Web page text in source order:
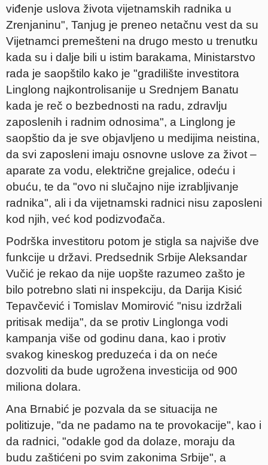
viđenje uslova života vijetnamskih radnika u
Zrenjaninu", Tanjug je preneo netačnu vest da su
Vijetnamci premešteni na drugo mesto u trenutku
kada su i dalje bili u istim barakama, Ministarstvo
rada je saopštilo kako je "gradilište investitora
Linglong najkontrolisanije u Srednjem Banatu
kada je reč o bezbednosti na radu, zdravlju
zaposlenih i radnim odnosima", a Linglong je
saopštio da je sve objavljeno u medijima neistina,
da svi zaposleni imaju osnovne uslove za život –
aparate za vodu, električne grejalice, odeću i
obuću, te da "ovo ni slučajno nije izrabljivanje
radnika", ali i da vijetnamski radnici nisu zaposleni
kod njih, već kod podizvođača.
Podrška investitoru potom je stigla sa najviše dve
funkcije u državi. Predsednik Srbije Aleksandar
Vučić je rekao da nije uopšte razumeo zašto je
bilo potrebno slati ni inspekciju, da Darija Kisić
Tepavčević i Tomislav Momirović "nisu izdržali
pritisak medija", da se protiv Linglonga vodi
kampanja više od godinu dana, kao i protiv
svakog kineskog preduzeća i da on neće
dozvoliti da bude ugrožena investicija od 900
miliona dolara.
Ana Brnabić je pozvala da se situacija ne
politizuje, "da ne padamo na te provokacije", kao i
da radnici, "odakle god da dolaze, moraju da
budu zaštićeni po svim zakonima Srbije", a